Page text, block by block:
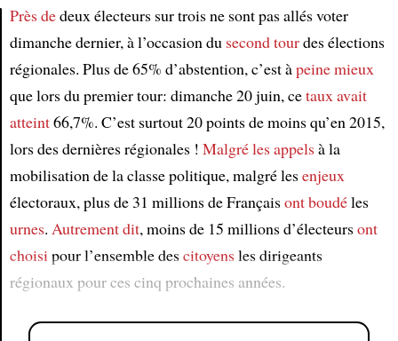
Près dedeux électeurs sur trois ne sont pas allés voter
dimanche dernier, à l’occasion du second tourdes élections
régionales. Plus de 65% d’abstention, c’est àpeine mieux
que lors du premier tour: dimanche 20 juin, cetauxavait
atteint66,7%. C’est surtout 20 points de moins qu’en 2015,
lors des dernières régionales ! Malgré les appelsà la
mobilisation de la classe politique, malgré lesenjeux
électoraux, plus de 31 millions de Françaisont boudéles
urnes. Autrement dit, moins de 15 millions d’électeursont
choisipour l’ensemble descitoyens les dirigeants
régionaux pour ces cinq prochaines années.